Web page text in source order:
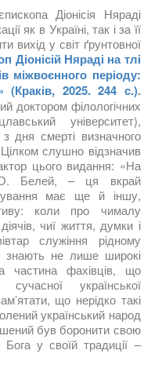
Діонісія Няраді
як в Україні, так і за її
вихід у світ ґрунтовної
Діонісій Няраді на тлі
міжвоєнного періоду:
(Краків, 2025. 244 с.).
доктором філологічних
університет),
дня смерті визначного
Цілком слушно відзначив
цього видання: «На
Белей, – ця вкрай
має ще й іншу,
коли про чималу
чиї життя, думки і
служіння рідному
знають не лише широкі
частина фахівців, що
української
що нерідко такі
український народ
був боронити свою
Бога у своїй традиції –